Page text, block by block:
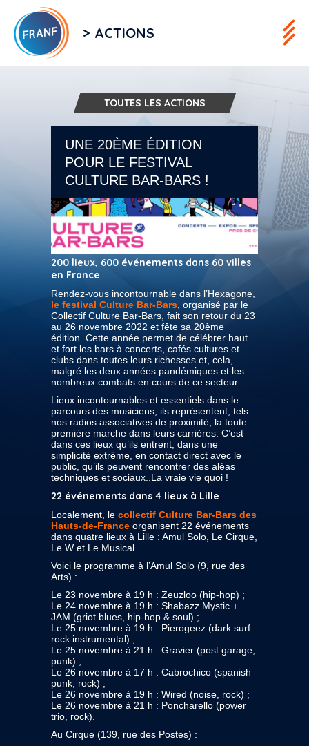
> ACTIONS
TOUTES LES ACTIONS
UNE 20ÈME ÉDITION
POUR LE FESTIVAL
CULTURE BAR-BARS !
200 lieux, 600 événements dans 60 villes
en France
Rendez-vous incontournable dans l’Hexagone,
le festival Culture Bar-Bars, organisé par le
Collectif Culture Bar-Bars, fait son retour du 23
au 26 novembre 2022 et fête sa 20ème
édition. Cette année permet de célébrer haut
et fort les bars à concerts, cafés cultures et
clubs dans toutes leurs richesses et, cela,
malgré les deux années pandémiques et les
nombreux combats en cours de ce secteur.
Lieux incontournables et essentiels dans le
parcours des musiciens, ils représentent, tels
nos radios associatives de proximité, la toute
première marche dans leurs carrières. C’est
dans ces lieux qu’ils entrent, dans une
simplicité extrême, en contact direct avec le
public, qu’ils peuvent rencontrer des aléas
techniques et sociaux..La vraie vie quoi !
22 événements dans 4 lieux à Lille
Localement, le collectif Culture Bar-Bars des
Hauts-de-France organisent 22 événements
dans quatre lieux à Lille : Amul Solo, Le Cirque,
Le W et Le Musical.
Voici le programme à l’Amul Solo (9, rue des
Arts) :
Le 23 novembre à 19 h : Zeuzloo (hip-hop) ;
Le 24 novembre à 19 h : Shabazz Mystic +
JAM (griot blues, hip-hop & soul) ;
Le 25 novembre à 19 h : Pierogeez (dark surf
rock instrumental) ;
Le 25 novembre à 21 h : Gravier (post garage,
punk) ;
Le 26 novembre à 17 h : Cabrochico (spanish
punk, rock) ;
Le 26 novembre à 19 h : Wired (noise, rock) ;
Le 26 novembre à 21 h : Poncharello (power
trio, rock).
Au Cirque (139, rue des Postes) :